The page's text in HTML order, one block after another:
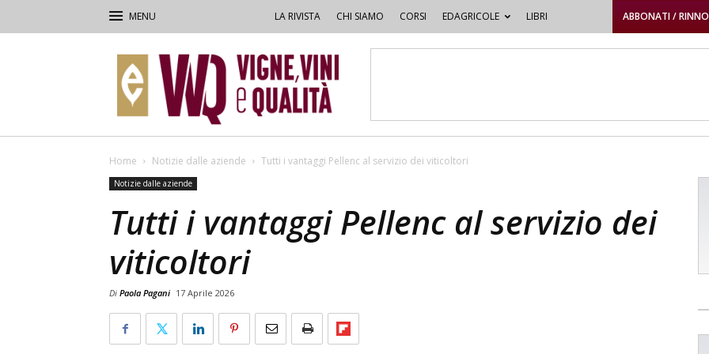
LA RIVISTA CHI SIAMO CORSI EDAGRICOLE LIBRI ABBONATI /
–
Vigne,
Vini
&
Home Notizie dalle aziende Tutti i vantaggi Pellenc al servizio dei viticoltori
Notizie dalle aziende
Tutti i vantaggi Pellenc al servizio dei
viticoltori
Di Paola Pagani 17 Aprile 2026